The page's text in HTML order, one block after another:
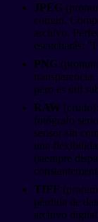
JPEG
común.
archivo.
escucharás:
PNG
pero es útil
RAW
fotógrafo
sensor sin
una
(siempre
TIFF
pérdida de
archivo